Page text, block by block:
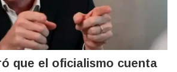
que el oficialismo cuenta